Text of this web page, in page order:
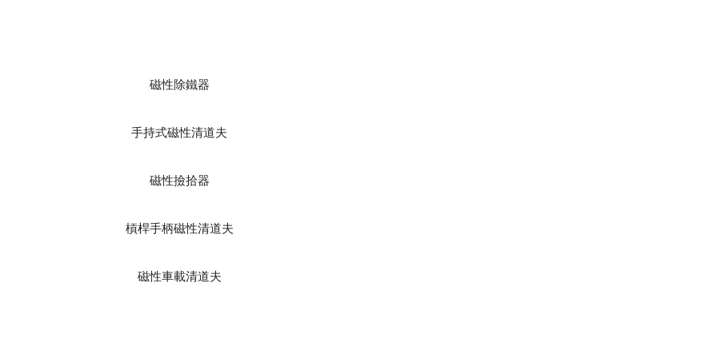
磁性除鐵器
手持式磁性清道夫
磁性撿拾器
槓桿手柄磁性清道夫
磁性車載清道夫